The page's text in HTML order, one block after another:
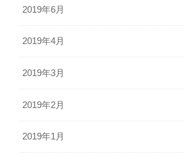
2019年6月
2019年4月
2019年3月
2019年2月
2019年1月